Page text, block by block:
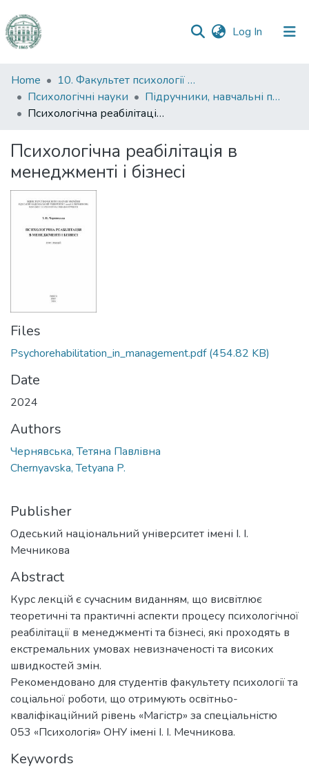
Log In (current)
Communities
&
Collections
Statistics
Home
10. Факультет психології та соціальної роботи
Психологічні науки
Підручники, навчальні посібники та інші науково- та навчально-методичні праці ФПСР (Психологічні науки)
Психологічна реабілітація в менеджменті і бізнесі
Психологічна реабілітація в
менеджменті і бізнесі
Files
Psychorehabilitation_in_management.pdf(454.82 KB)
Date
2024
Authors
Чернявська, Тетяна Павлівна
Chernyavska, Tetyana P.
Publisher
Одеський національний університет імені І. І.
Мечникова
Abstract
Курс лекцій є сучасним виданням, що висвітлює
теоретичні та практичні аспекти процесу психологічної
реабілітації в менеджменті та бізнесі, які проходять в
екстремальних умовах невизначеності та високих
швидкостей змін.
Рекомендовано для студентів факультету психології та
соціальної роботи, що отримують освітньо-
кваліфікаційний рівень «Магістр» за спеціальністю
053 «Психологія» ОНУ імені І. І. Мечникова.
Keywords